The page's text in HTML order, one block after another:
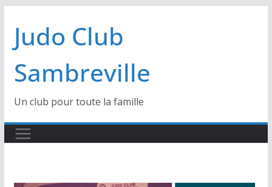
contenu
Judo Club
Sambreville
Un club pour toute la famille